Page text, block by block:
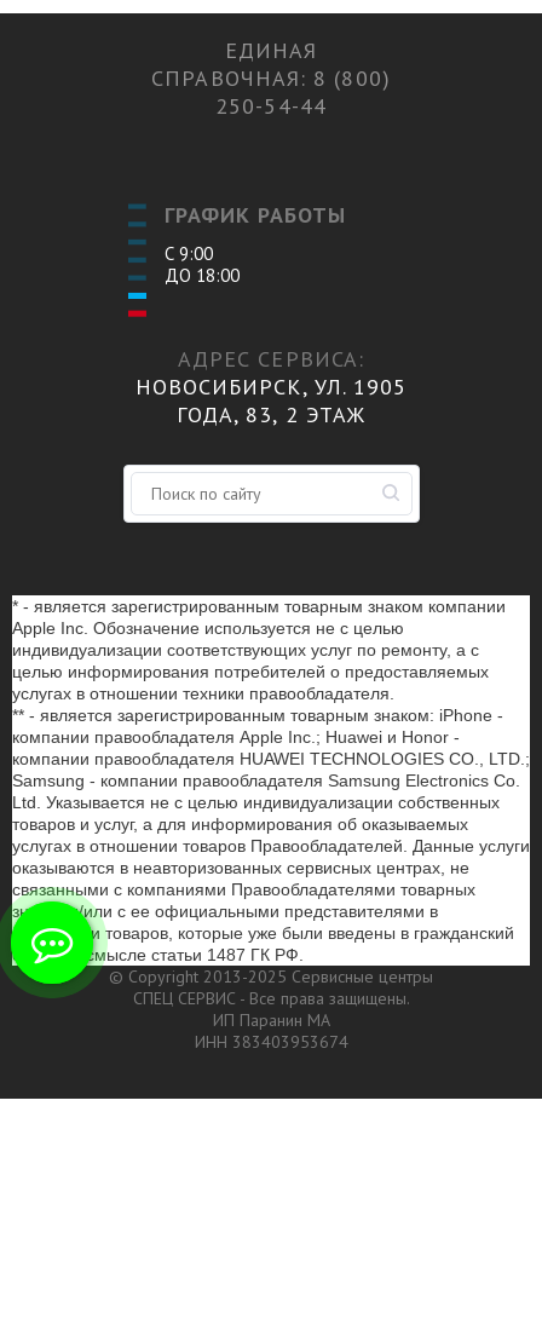
ЕДИНАЯ
СПРАВОЧНАЯ: 8 (800)
250-54-44
ГРАФИК РАБОТЫ
С 9:00
ДО 18:00
АДРЕС СЕРВИСА:
НОВОСИБИРСК, УЛ. 1905
ГОДА, 83, 2 ЭТАЖ
* - является зарегистрированным товарным знаком компании
Apple Inc. Обозначение используется не с целью
индивидуализации соответствующих услуг по ремонту, а с
целью информирования потребителей о предоставляемых
услугах в отношении техники правообладателя.
** - является зарегистрированным товарным знаком: iPhone -
компании правообладателя Apple Inc.; Huawei и Honor -
компании правообладателя HUAWEI TECHNOLOGIES CO., LTD.;
Samsung - компании правообладателя Samsung Electronics Co.
Ltd. Указывается не с целью индивидуализации собственных
товаров и услуг, а для информирования об оказываемых
услугах в отношении товаров Правообладателей. Данные услуги
оказываются в неавторизованных сервисных центрах, не
связанными с компаниями Правообладателями товарных
знаков и/или с ее официальными представителями в
отношении товаров, которые уже были введены в гражданский
оборот в смысле статьи 1487 ГК РФ.
© Copyright 2013-2025 Сервисные центры
СПЕЦ СЕРВИС - Все права защищены.
ИП Паранин МА
ИНН 383403953674